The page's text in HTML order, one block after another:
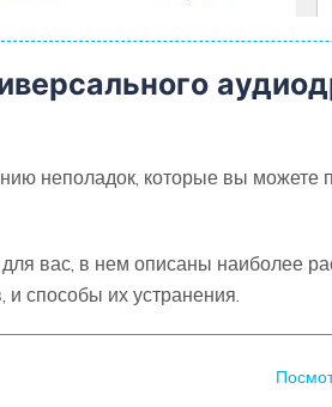
неполадок, которые вы можете
вас, в нем описаны наиболее
способы их устранения.